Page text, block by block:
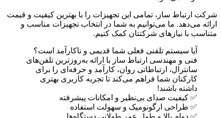
شرکت ارتباط ساز، تمامی این تجهیزات را با بهترین کیفیت و قیمت
ارائه می‌دهد. ما می‌توانیم به شما در انتخاب تجهیزات مناسب و
متناسب با نیازهای شرکتتان کمک کنیم.
آیا سیستم تلفنی فعلی شما قدیمی و ناکارآمد است؟
فنی و مهندسی ارتباط ساز با ارائه به‌روزترین تلفن‌های
سانترال، ارتباطاتی روان، کارآمد و حرفه‌ای را برای
کارکنان شما فراهم می‌کند تا تجربه کاربری بهتری
داشته باشند!
✅ کیفیت صدای بی‌نظیر و امکانات پیشرفته
✅ طراحی ارگونومیک و سهولت استفاده
✅ دوام بالا و طول عمر طولانی دستگاه‌ها